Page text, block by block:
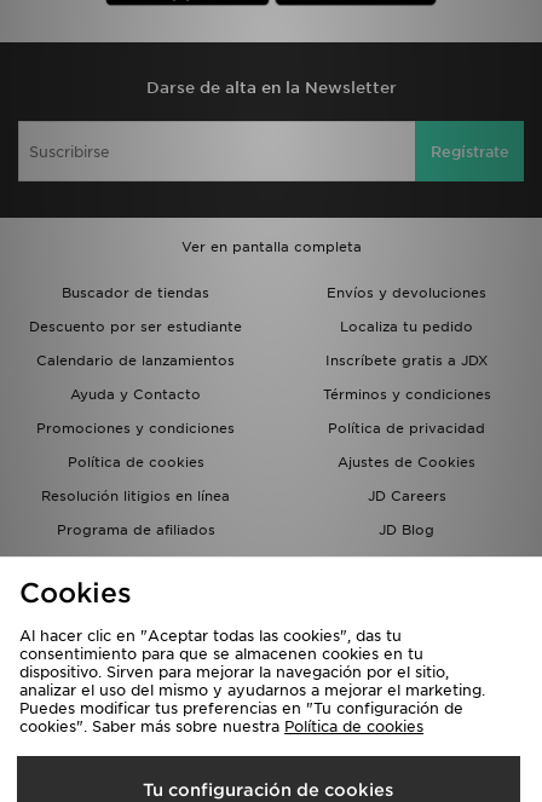
Darse de alta en la Newsletter
Regístrate
Ver en pantalla completa
Buscador de tiendas
Envíos y devoluciones
Descuento por ser estudiante
Localiza tu pedido
Calendario de lanzamientos
Inscríbete gratis a JDX
Ayuda y Contacto
Términos y condiciones
Promociones y condiciones
Política de privacidad
Política de cookies
Ajustes de Cookies
Resolución litigios en línea
JD Careers
Programa de afiliados
JD Blog
del grupo JD - Whistleblowing
Selecciona País
España
Cookies
Al hacer clic en "Aceptar todas las cookies", das tu
consentimiento para que se almacenen cookies en tu
dispositivo. Sirven para mejorar la navegación por el sitio,
analizar el uso del mismo y ayudarnos a mejorar el marketing.
Puedes modificar tus preferencias en "Tu configuración de
cookies". Saber más sobre nuestra Política de cookies
Tu configuración de cookies